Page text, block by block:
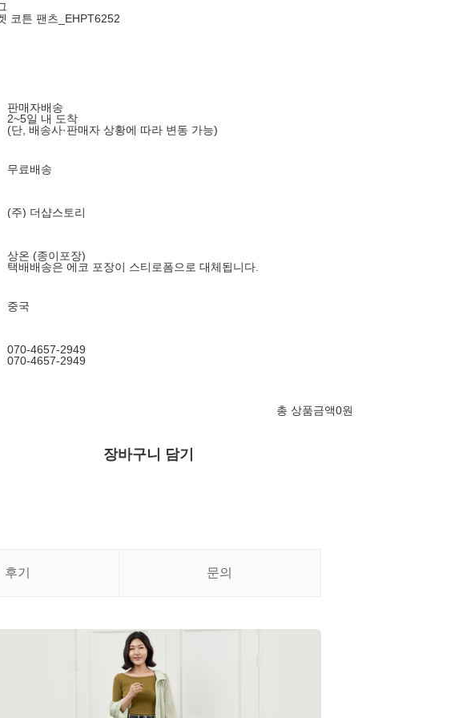
코튼 팬츠_EHPT6252
판매자배송
2~5일 내 도착
(단, 배송사·판매자 상황에 따라 변동 가능)
무료배송
(주) 더샵스토리
상온 (종이포장)
택배배송은 에코 포장이 스티로폼으로 대체됩니다.
중국
070-4657-2949
070-4657-2949
총 상품금액0원
장바구니 담기
후기 문의